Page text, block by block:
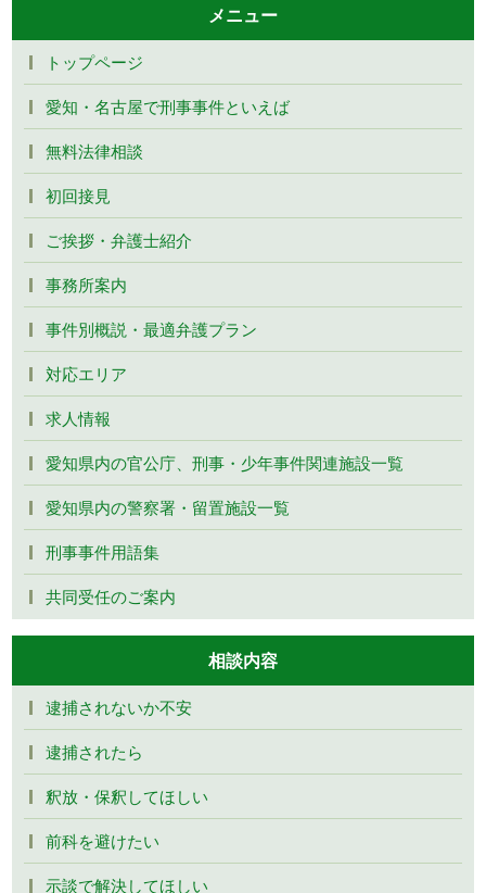
メニュー
トップページ
愛知・名古屋で刑事事件といえば
無料法律相談
初回接見
ご挨拶・弁護士紹介
事務所案内
事件別概説・最適弁護プラン
対応エリア
求人情報
愛知県内の官公庁、刑事・少年事件関連施設一覧
愛知県内の警察署・留置施設一覧
刑事事件用語集
共同受任のご案内
相談内容
逮捕されないか不安
逮捕されたら
釈放・保釈してほしい
前科を避けたい
示談で解決してほしい